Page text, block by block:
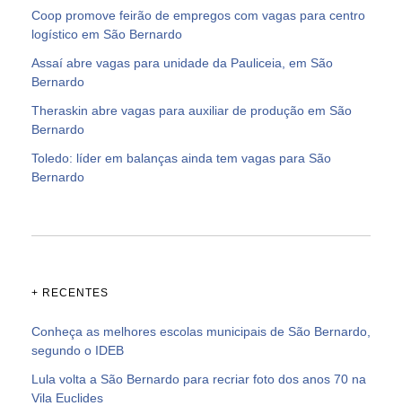
Coop promove feirão de empregos com vagas para centro
logístico em São Bernardo
Assaí abre vagas para unidade da Pauliceia, em São
Bernardo
Theraskin abre vagas para auxiliar de produção em São
Bernardo
Toledo: líder em balanças ainda tem vagas para São
Bernardo
+ RECENTES
Conheça as melhores escolas municipais de São Bernardo,
segundo o IDEB
Lula volta a São Bernardo para recriar foto dos anos 70 na
Vila Euclides